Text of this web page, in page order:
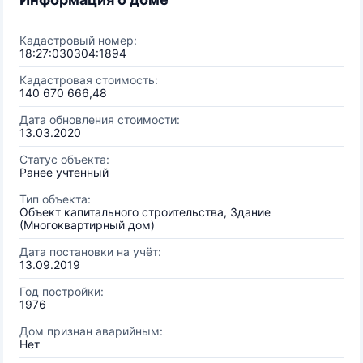
Кадастровый номер:
18:27:030304:1894
Кадастровая стоимость:
140 670 666,48
Дата обновления стоимости:
13.03.2020
Статус объекта:
Ранее учтенный
Тип объекта:
Объект капитального строительства, Здание
(Многоквартирный дом)
Дата постановки на учёт:
13.09.2019
Год постройки:
1976
Дом признан аварийным:
Нет